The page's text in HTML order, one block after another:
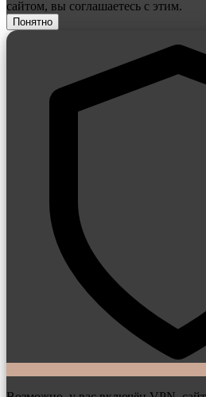
сайтом, вы соглашаетесь с этим.
Понятно